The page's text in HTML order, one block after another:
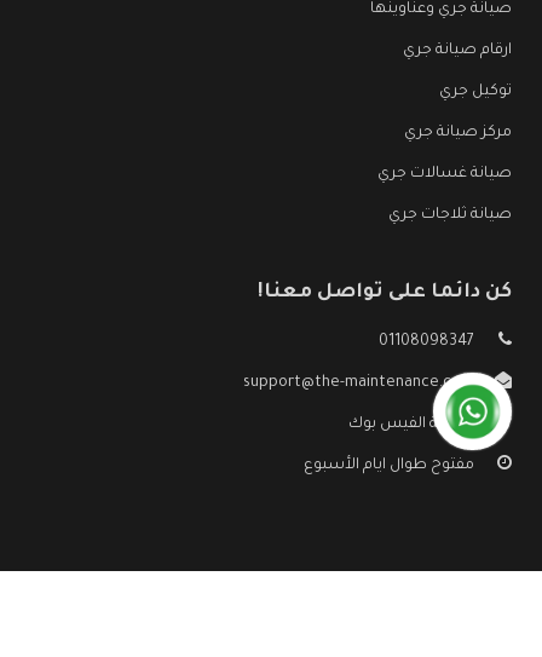
صيانة جري وعناوينها
ارقام صيانة جري
توكيل جري
مركز صيانة جري
صيانة غسالات جري
صيانة ثلاجات جري
كن دائما على تواصل معنا!
01108098347
support@the-maintenance.com
صفحة الفيس بوك
مفتوح طوال ايام الأسبوع